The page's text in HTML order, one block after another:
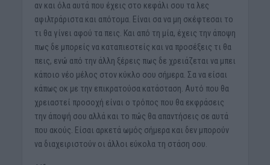
αν και όλα αυτά που έχεις στο κεφάλι σου τα λες
αφιλτράριστα και απότομα. Είναι σα να μη σκέφτεσαι το
τι θα γίνει αφού τα πεις. Και από τη μία, έχεις την άποψη
πως δε μπορείς να καταπιεστείς και να προσέξεις τι θα
πεις, ενώ από την άλλη ξέρεις πως δε χρειάζεται να μπει
κάποιο νέο μέλος στον κύκλο σου σήμερα. Σα να είσαι
κάπως οκ με την επικρατούσα κατάσταση. Αυτό που θα
χρειαστεί προσοχή είναι ο τρόπος που θα εκφράσεις
την άποψή σου αλλά και το πώς θα απαντήσεις σε αυτά
που ακούς. Είσαι αρκετά ωμός σήμερα και δεν μπορούν
να διαχειριστούν οι άλλοι εύκολα τη στάση σου.